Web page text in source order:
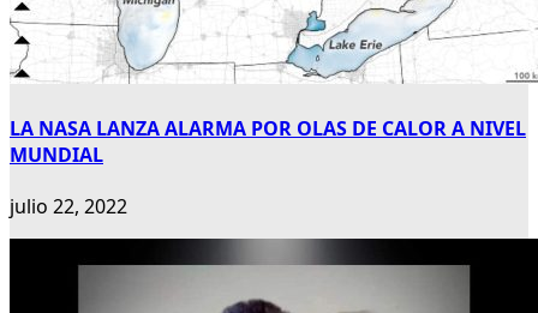
LA NASA LANZA ALARMA POR OLAS DE CALOR A NIVEL
MUNDIAL
julio 22, 2022